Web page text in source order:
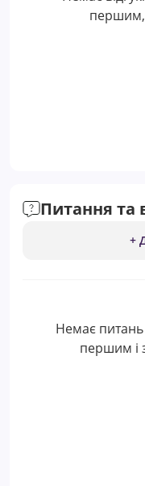
першим,
Питання та
+
Немає
першим і